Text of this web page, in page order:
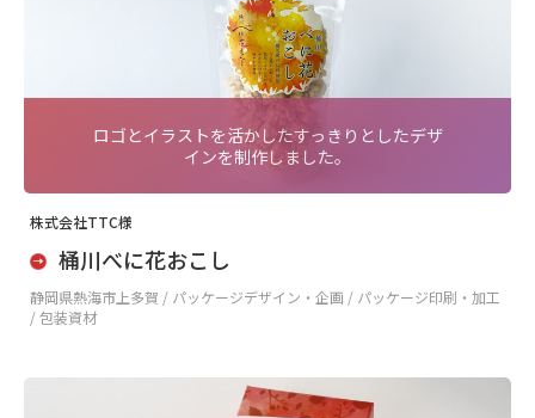
ロゴとイラストを活かしたすっきりとしたデザ
インを制作しました。
株式会社TTC様
桶川べに花おこし
静岡県熱海市上多賀 / パッケージデザイン・企画 / パッケージ印刷・加工
/ 包装資材